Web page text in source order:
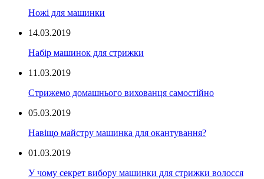
Ножі для машинки
14.03.2019
Набір машинок для стрижки
11.03.2019
Стрижемо домашнього вихованця самостійно
05.03.2019
Навіщо майстру машинка для окантування?
01.03.2019
У чому секрет вибору машинки для стрижки волосся